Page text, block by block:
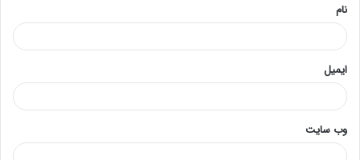
نام
ایمیل
وب‌ سایت